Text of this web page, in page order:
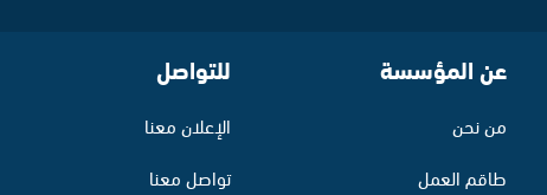
عن المؤسسة
من نحن
طاقم العمل
للتواصل
الإعلان معنا
تواصل معنا